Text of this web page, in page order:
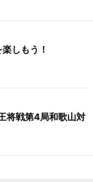
しもう！
将戦第4局和歌山対